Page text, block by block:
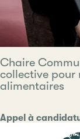
Chaire
collective pour
alimentaires
Catégorie
Appel à